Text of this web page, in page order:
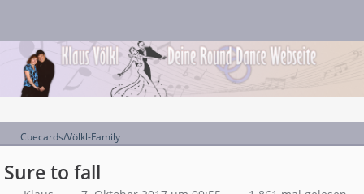
Cuecards/Völkl-Family
Sure to fall